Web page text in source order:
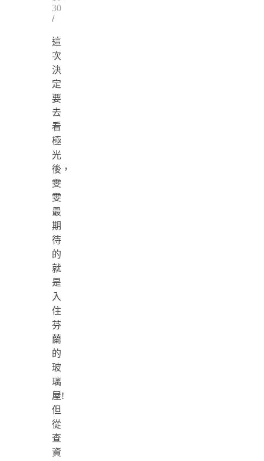
30
/
這
次
決
定
要
去
看
極
光
後，
雯
雯
最
期
待
的
就
是
入
住
芬
蘭
的
玻
璃
屋!
但
從
查
資